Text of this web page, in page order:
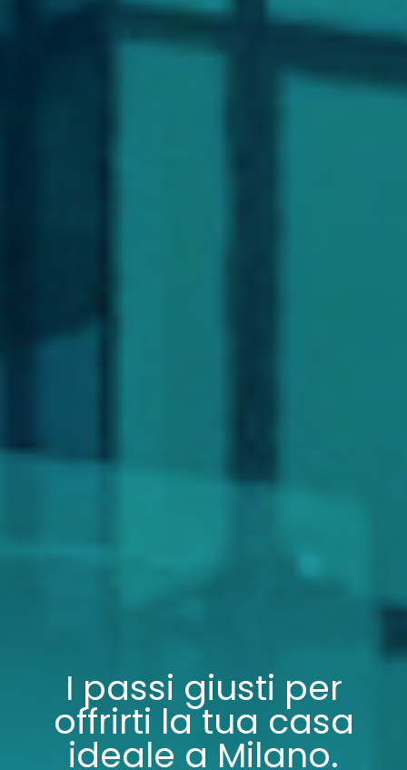
I passi giusti per
offrirti la tua casa
ideale a Milano.